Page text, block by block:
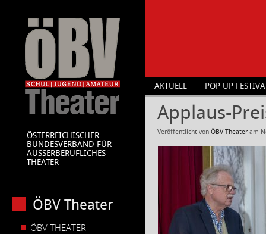
ÖSTERREICHISCHER
BUNDESVERBAND FÜR
AUSSERBERUFLICHES
THEATER
ÖBV Theater
ÖBV THEATER
AKTUELL POP UP
Applaus-
Veröffentlicht von ÖBV Theater am